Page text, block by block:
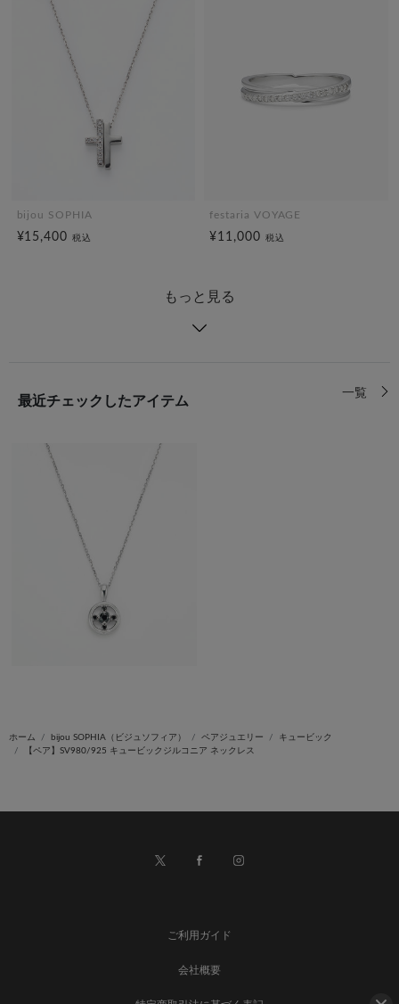
bijou SOPHIA
¥15,400税込
festaria VOYAGE
¥11,000 税込
もっと見る
最近チェックしたアイテム
一覧
ホーム bijou SOPHIA（ビジュソフィア） ペアジュエリー
キュービック
【ペア】SV980/925 キュービックジルコニア ネックレス
ご利用ガイド
会社概要